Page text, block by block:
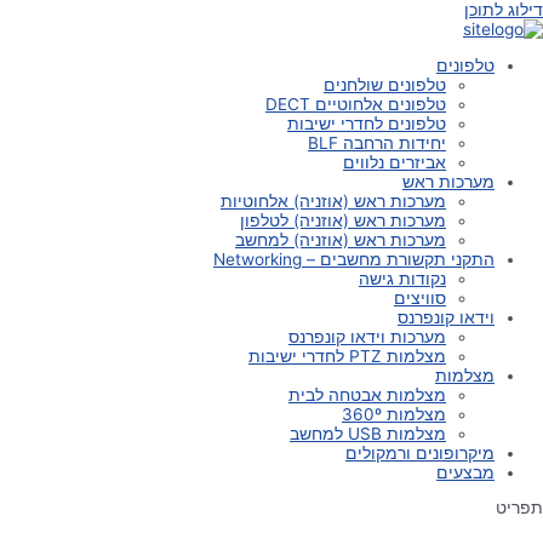
דילוג לתוכן
טלפונים
טלפונים שולחנים
טלפונים אלחוטיים DECT
טלפונים לחדרי ישיבות
יחידות הרחבה BLF
אביזרים נלווים
מערכות ראש
מערכות ראש (אוזניה) אלחוטיות
מערכות ראש (אוזניה) לטלפון
מערכות ראש (אוזניה) למחשב
התקני תקשורת מחשבים – Networking
נקודות גישה
סוויצים
וידאו קונפרנס
מערכות וידאו קונפרנס
מצלמות PTZ לחדרי ישיבות
מצלמות
מצלמות אבטחה לבית
מצלמות 360º
מצלמות USB למחשב
מיקרופונים ורמקולים
מבצעים
תפריט